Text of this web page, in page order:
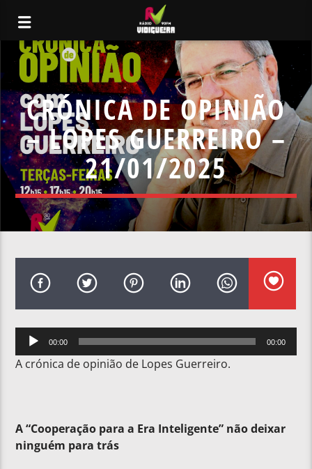
CRÓNICA DE OPINIÃO
– LOPES GUERREIRO –
21/01/2025
Reprodutor
de
áudio
00:00 00:00
A crónica de opinião de Lopes Guerreiro.
A “Cooperação para a Era Inteligente” não deixar
ninguém para trás